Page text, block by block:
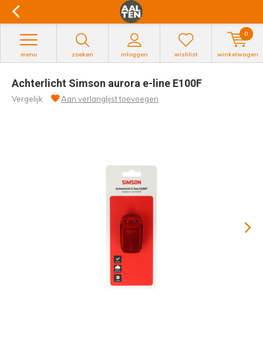
zoeken inloggen
menu wishlist winkelwagen
0
Achterlicht Simson aurora e-line E100F
Vergelijk Aan verlanglijst toevoegen